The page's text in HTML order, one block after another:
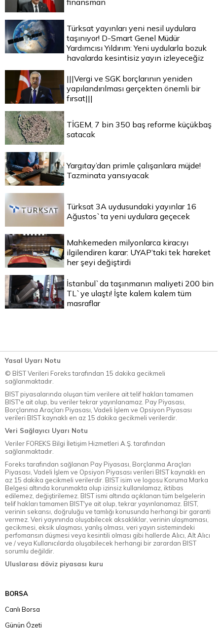
finansman
Türksat yayınları yeni nesil uydulara
taşınıyor! D-Smart Genel Müdür
Yardımcısı Yıldırım: Yeni uydularla bozuk
havalarda kesintisiz yayın izleyeceğiz
|||Vergi ve SGK borçlarının yeniden
yapılandırılması gerçekten önemli bir
fırsat|||
TİGEM, 7 bin 350 baş reforme küçükbaş
satacak
Yargıtay’dan primle çalışanlara müjde!
Tazminata yansıyacak
Türksat 3A uydusundaki yayınlar 16
Ağustos`ta yeni uydulara geçecek
Mahkemeden milyonlarca kiracıyı
ilgilendiren karar: UYAP’taki tek hareket
her şeyi değiştirdi
İstanbul`da taşınmanın maliyeti 200 bin
TL`ye ulaştı! İşte kalem kalem tüm
masraflar
Yasal Uyarı Notu
© BİST Verileri Foreks tarafından 15 dakika gecikmeli
sağlanmaktadır.
BIST piyasalarında oluşan tüm verilere ait telif hakları tamamen
BIST'e ait olup, bu veriler tekrar yayınlanamaz. Pay Piyasası,
Borçlanma Araçları Piyasası, Vadeli İşlem ve Opsiyon Piyasası
verileri BIST kaynaklı en az 15 dakika gecikmeli verilerdir.
Veri Sağlayıcı Uyarı Notu
Veriler FOREKS Bilgi İletişim Hizmetleri A.Ş. tarafından
sağlanmaktadır.
Foreks tarafından sağlanan Pay Piyasası, Borçlanma Araçları
Piyasası, Vadeli İşlem ve Opsiyon Piyasası verileri BIST kaynaklı en
az 15 dakika gecikmeli verilerdir. BIST isim ve logosu Koruma Marka
Belgesi altında korunmakta olup izinsiz kullanılamaz, iktibas
edilemez, değiştirilemez. BIST ismi altında açıklanan tüm belgelerin
telif hakları tamamen BIST'ye ait olup, tekrar yayınlanamaz. BIST,
verinin sekansı, doğruluğu ve tamlığı konusunda herhangi bir garanti
vermez. Veri yayınında oluşabilecek aksaklıklar, verinin ulaşmaması,
gecikmesi, eksik ulaşması, yanlış olması, veri yayın sistemindeki
perfomansın düşmesi veya kesintili olması gibi hallerde Alıcı, Alt Alıcı
ve / veya Kullanıcılarda oluşabilecek herhangi bir zarardan BIST
sorumlu değildir.
Uluslarası döviz piyasası kuru
BORSA
Canlı Borsa
Günün Özeti